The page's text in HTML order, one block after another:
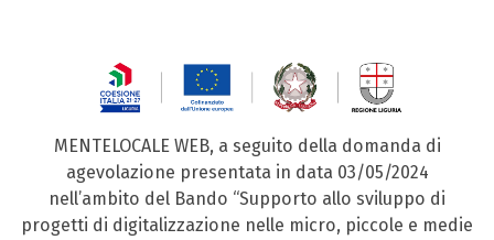
MENTELOCALE WEB, a seguito della domanda di
agevolazione presentata in data 03/05/2024
nell’ambito del Bando “Supporto allo sviluppo di
progetti di digitalizzazione nelle micro, piccole e medie